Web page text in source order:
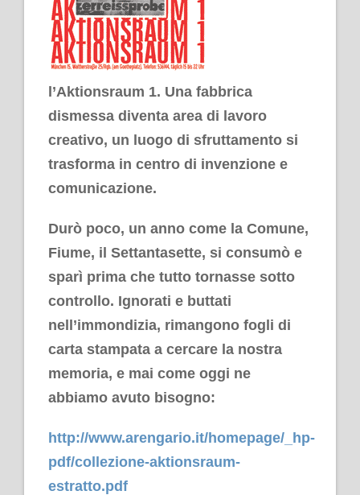
l’Aktionsraum 1. Una fabbrica
dismessa diventa area di lavoro
creativo, un luogo di sfruttamento si
trasforma in centro di invenzione e
comunicazione.
Durò poco, un anno come la Comune,
Fiume, il Settantasette, si consumò e
sparì prima che tutto tornasse sotto
controllo. Ignorati e buttati
nell’immondizia, rimangono fogli di
carta stampata a cercare la nostra
memoria, e mai come oggi ne
abbiamo avuto bisogno:
http://www.arengario.it/homepage/_hp-
pdf/collezione-aktionsraum-
estratto.pdf